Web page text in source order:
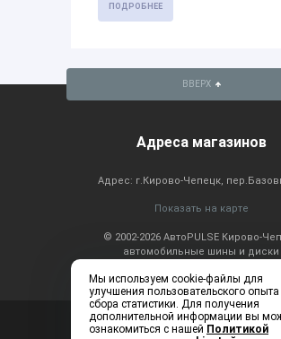
ПОДРОБНЕЕ
ВВЕРХ
Адреса магазинов
Адрес: г.Кирово-Чепецк,
Показать на карте
© 2002-2026 АвтоPULSE Кирово-
автомобильные шины и диски
Консультация по
телефону: ежедневно с
+7 (83361)
Мы используем cookie-файлы для
улучшения пользовательского опыта
сбора статистики. Для получения
дополнительной информации вы
ознакомиться с нашей Политикой